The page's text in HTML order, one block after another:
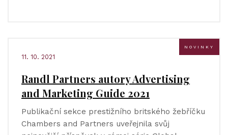
NOVINKY
11. 10. 2021
Randl Partners autory Advertising
and Marketing Guide 2021
Publikační sekce prestižního britského žebříčku
Chambers and Partners uveřejnila svůj